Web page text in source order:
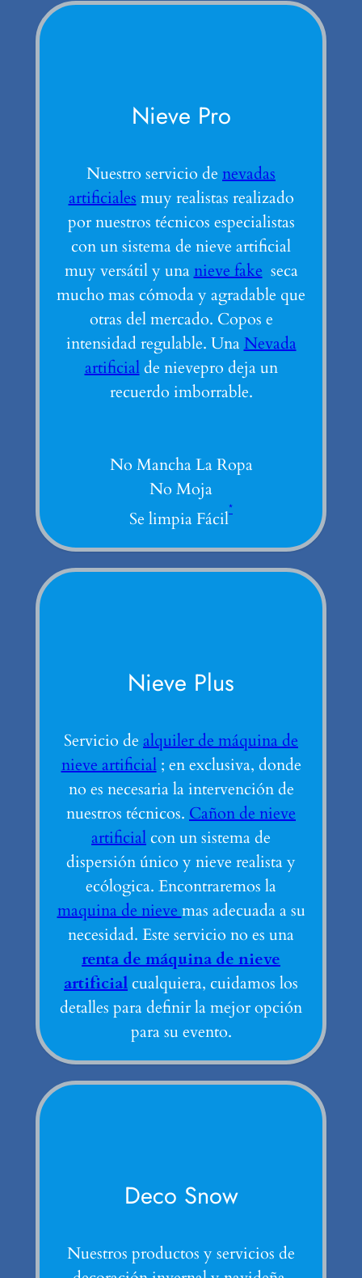
Nieve Pro
Nuestro servicio de nevadas
artificiales muy realistas realizado
por nuestros técnicos especialistas
con un sistema de nieve artificial
muy versátil y una nieve fake seca
mucho mas cómoda y agradable que
otras del mercado. Copos e
intensidad regulable. Una Nevada
artificialde nievepro deja un
recuerdo imborrable.
No Mancha La Ropa
No Moja
Se limpia Fácil*
Nieve Plus
Servicio de alquiler de máquina de
nieve artificial; en exclusiva, donde
no es necesaria la intervención de
nuestros técnicos. Cañon de nieve
artificialcon un sistema de
dispersión único y nieve realista y
ecólogica. Encontraremos la
maquina de nieve mas adecuada a su
necesidad. Este servicio no es una
renta de máquina de nieve
artificialcualquiera, cuidamos los
detalles para definir la mejor opción
para su evento.
Deco Snow
Nuestros productos y servicios de